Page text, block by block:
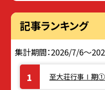
記事ランキング
集計期間：2026/7/6～
至大荘行事Ⅰ期①